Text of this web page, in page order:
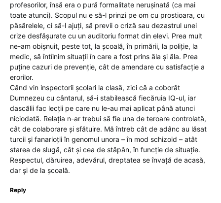
profesorilor, însă era o pură formalitate nerușinată (ca mai
toate atunci). Scopul nu e să-l prinzi pe om cu prostioara, cu
păsărelele, ci să-l ajuți, să previi o criză sau dezastrul unei
crize desfășurate cu un auditoriu format din elevi. Prea mult
ne-am obișnuit, peste tot, la școală, în primării, la poliție, la
medic, să întîlnim situații în care a fost prins ăla și ăla. Prea
puține cazuri de prevenție, cât de amendare cu satisfacție a
erorilor.
Când vin inspectorii școlari la clasă, zici că a coborât
Dumnezeu cu cântarul, să-i stabilească fiecăruia IQ-ul, iar
dascălii fac lecții pe care nu le-au mai aplicat până atunci
niciodată. Relația n-ar trebui să fie una de teroare controlată,
cât de colaborare și sfătuire. Mă întreb cât de adânc au lăsat
turcii și fanarioții în genomul unora – în mod schizoid – atât
starea de slugă, cât și cea de stăpân, în funcție de situație.
Respectul, dăruirea, adevărul, dreptatea se învață de acasă,
dar și de la școală.
Reply